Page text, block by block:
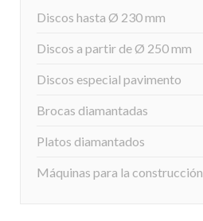
Discos hasta Ø 230 mm
Discos a partir de Ø 250 mm
Discos especial pavimento
Brocas diamantadas
Platos diamantados
Máquinas para la construcción